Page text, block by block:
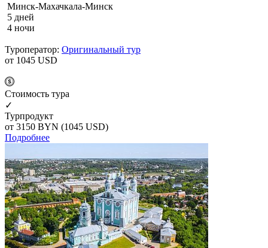
Минск-Махачкала-Минск
5 дней
4 ночи
Туроператор: Оригинальный тур
от 1045 USD
Cтоимость тура
✓
Турпродукт
от 3150 BYN (1045 USD)
Подробнее